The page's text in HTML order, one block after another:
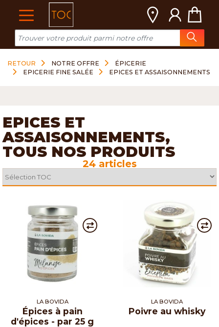
RETOUR NOTRE OFFRE
ÉPICERIE
EPICERIE FINE SALÉE
EPICES ET ASSAISONNEMENTS
EPICES ET
ASSAISONNEMENTS,
TOUS NOS PRODUITS
24 articles
LA BOVIDA
Épices à pain
d'épices - par 25 g
LA BOVIDA
Poivre au whisky
Cookies management panel